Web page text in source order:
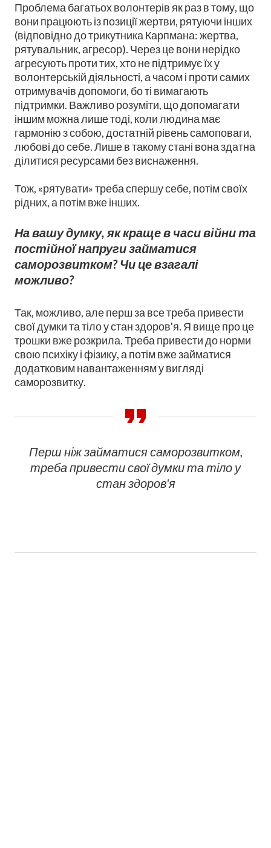
Проблема багатьох волонтерів як раз в тому, що
вони працюють із позиції жертви, рятуючи інших
(відповідно до трикутника Карпмана: жертва,
рятувальник, агресор). Через це вони нерідко
агресують проти тих, хто не підтримує їх у
волонтерській діяльності, а часом і проти самих
отримувачів допомоги, бо ті вимагають
підтримки. Важливо розуміти, що допомагати
іншим можна лише тоді, коли людина має
гармонію з собою, достатній рівень самоповаги,
любові до себе. Лише в такому стані вона здатна
ділитися ресурсами без виснаження.
Тож, «рятувати» треба спершу себе, потім своїх
рідних, а потім вже інших.
На вашу думку, як краще в часи війни та
постійної напруги займатися
саморозвитком? Чи це взагалі
можливо?
Так, можливо, але перш за все треба привести
свої думки та тіло у стан здоров'я. Я вище про це
трошки вже розкрила. Треба привести до норми
свою психіку і фізику, а потім вже займатися
додатковим навантаженням у вигляді
саморозвитку.
Перш ніж займатися саморозвитком,
треба привести свої думки та тіло у
стан здоров'я